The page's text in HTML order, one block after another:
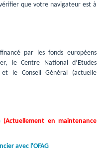
que votre navigateur est à
par les fonds européens
le Centre National d’Etudes
et le Conseil Général (actuelle
(Actuellement en maintenance
avec l'OFAG